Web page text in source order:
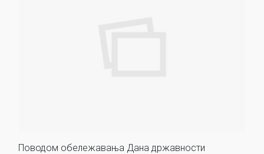
Поводом обележавања Дана државности